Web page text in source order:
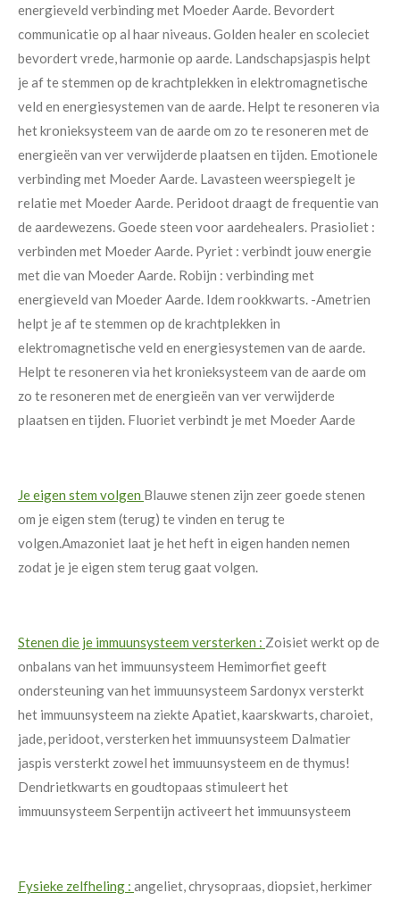
energieveld verbinding met Moeder Aarde. Bevordert
communicatie op al haar niveaus.Golden healer en scoleciet
bevordert vrede, harmonie op aarde. Landschapsjaspis helpt
je af te stemmen op de krachtplekken in elektromagnetische
veld en energiesystemen van de aarde. Helpt te resoneren via
het kronieksysteem van de aarde om zo te resoneren met de
energieën van ver verwijderde plaatsen en tijden. Emotionele
verbinding met Moeder Aarde. Lavasteen weerspiegelt je
relatie met Moeder Aarde. Peridoot draagt de frequentie van
de aardewezens. Goede steen voor aardehealers. Prasioliet :
verbinden met Moeder Aarde. Pyriet : verbindt jouw energie
met die van Moeder Aarde. Robijn : verbinding met
energieveld van Moeder Aarde. Idem rookkwarts. -Ametrien
helpt je af te stemmen op de krachtplekken in
elektromagnetische veld en energiesystemen van de aarde.
Helpt te resoneren via het kronieksysteem van de aarde om
zo te resoneren met de energieën van ver verwijderde
plaatsen en tijden. Fluoriet verbindt je met Moeder Aarde
Je eigen stem volgen Blauwe stenen zijn zeer goede stenen
om je eigen stem (terug) te vinden en terug te
volgen.Amazoniet laat je het heft in eigen handen nemen
zodat je je eigen stem terug gaat volgen.
Stenen die je immuunsysteem versterken : Zoisiet werkt op de
onbalans van het immuunsysteem Hemimorfiet geeft
ondersteuning van het immuunsysteem Sardonyx versterkt
het immuunsysteem na ziekteApatiet, kaarskwarts, charoiet,
jade, peridoot, versterken het immuunsysteem Dalmatier
jaspis versterkt zowel het immuunsysteem en de thymus!
Dendrietkwarts en goudtopaas stimuleert het
immuunsysteem Serpentijn activeert het immuunsysteem
Fysieke zelfheling : angeliet, chrysopraas, diopsiet, herkimer